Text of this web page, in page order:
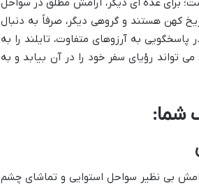
کهن هستند و گروهی دیگر، صرفاً به دنبال
به آرزوهای متفاوت، تایلند را به
تواند رؤیای سفر خود را در آن بیابد و به
شما:
بی نظیر سواحل استوایی و تماشای چشم